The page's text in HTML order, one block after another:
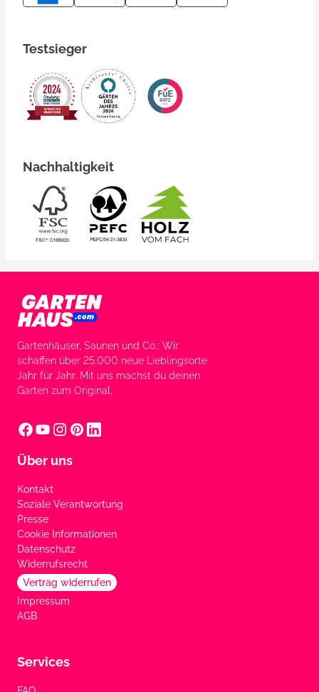
Testsieger
Nachhaltigkeit
Gartenhäuser, Saunen und Co.: Wir
schaffen über 25.000 neue Lieblingsorte
Jahr für Jahr. Mit uns machst du deinen
Garten zum Original.
Über uns
Kontakt
Soziale Verantwortung
Presse
Cookie Informationen
Datenschutz
Widerrufsrecht
Vertrag widerrufen
Impressum
AGB
Services